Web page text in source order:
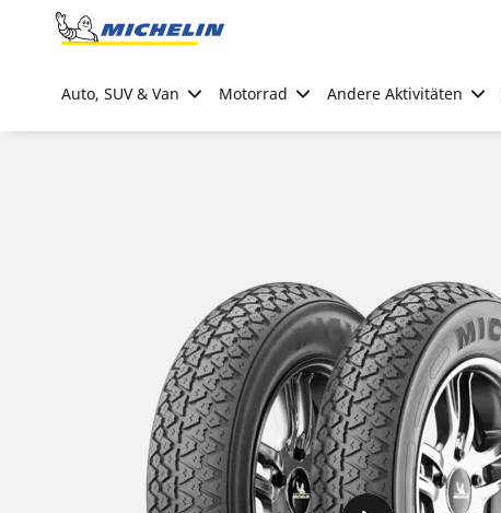
Go to page content
Auto, SUV & Van Motorrad Andere Aktivitäten